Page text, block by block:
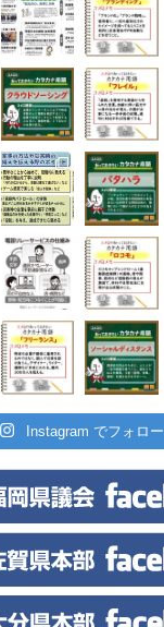
Instagram でフォロー